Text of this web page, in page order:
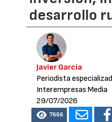
desarrollo
Javier García
Periodista
Interempresas Media
29/07/2026
7666